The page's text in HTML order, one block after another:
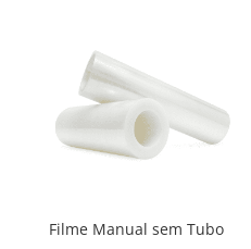
Filme Manual sem Tubo